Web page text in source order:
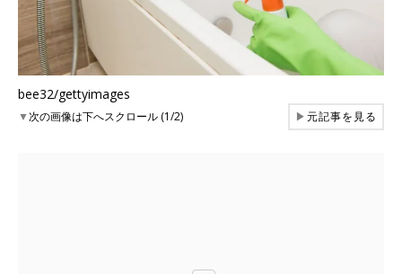
bee32/gettyimages
▼次の画像は下へスクロール (1/2) ▶元記事を見る